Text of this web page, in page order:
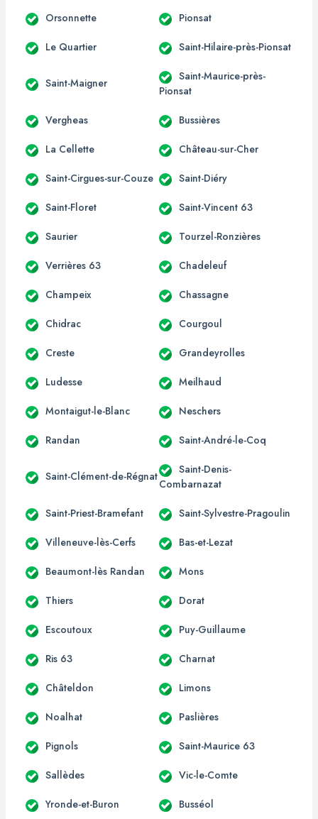
Orsonnette Pionsat
Le Quartier Saint-Hilaire-près-Pionsat
Saint-Maigner
Saint-Maurice-près-
Pionsat
Vergheas Bussières
La Cellette Château-sur-Cher
Saint-Cirgues-sur-Couze Saint-Diéry
Saint-Floret Saint-Vincent 63
Saurier Tourzel-Ronzières
Verrières 63 Chadeleuf
Champeix Chassagne
Chidrac Courgoul
Creste Grandeyrolles
Ludesse Meilhaud
Montaigut-le-Blanc Neschers
Randan Saint-André-le-Coq
Saint-Clément-de-Régnat
Saint-Denis-
Combarnazat
Saint-Priest-Bramefant Saint-Sylvestre-Pragoulin
Villeneuve-lès-Cerfs Bas-et-Lezat
Beaumont-lès Randan Mons
Thiers Dorat
Escoutoux Puy-Guillaume
Ris 63 Charnat
Châteldon Limons
Noalhat Paslières
Pignols Saint-Maurice 63
Sallèdes Vic-le-Comte
Yronde-et-Buron Busséol